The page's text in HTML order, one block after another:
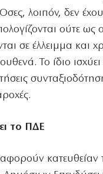
λοιπόν, δεν
ούτε ως
σε έλλειμμα και
Το ίδιο ισχύει
το ΠΔΕ
κατευθείαν